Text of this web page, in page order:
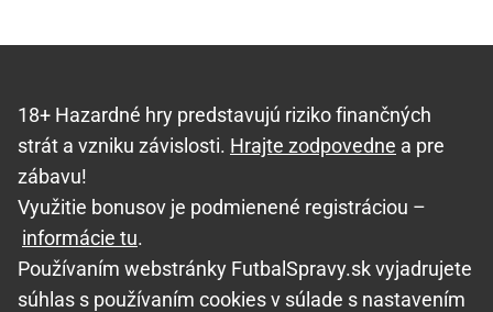
18+ Hazardné hry predstavujú riziko finančných
strát a vzniku závislosti. Hrajte zodpovedne a pre
zábavu!
Využitie bonusov je podmienené registráciou –
informácie tu.
Používaním webstránky FutbalSpravy.sk vyjadrujete
súhlas s používaním cookies v súlade s nastavením